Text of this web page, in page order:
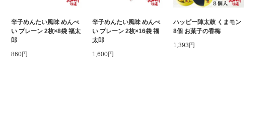
辛子めんたい風味 めんべ
い プレーン 2枚×8袋 福太
郎
860円
辛子めんたい風味 めんべ
い プレーン 2枚×16袋 福
太郎
1,600円
ハッピー陣太鼓 くまモン
8個 お菓子の香梅
1,393円